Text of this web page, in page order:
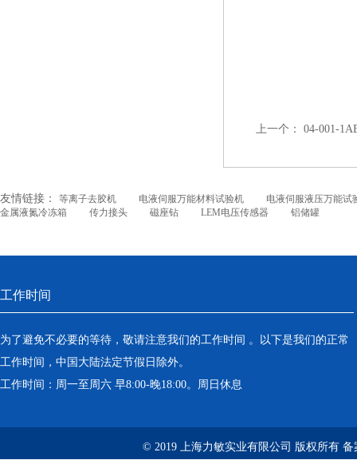
上一个： 04-001-
友情链接： 等离子去胶机 电液伺服万能材料试验机
电液伺服液压万能试
金属液氮冷冻箱
传力接头 磁座钻 LEM电压传感器 铝储罐
工作时间
为了避免不必要的等待，敬请注意我们的工作时间 。以下是我们的正常
工作时间，中国大陆法定节假日除外。
工作时间：周一至周六 早8:00-晚18:00。周日休息
© 2019 上海力敏实业有限公司 版权所有 备